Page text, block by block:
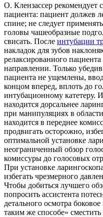
О. Клензассер рекомендует
пациента: пациент должев
спине; не следует
головы чашеобразные
свисать. После интубации
накладок для зубов
релаксированиого
направлении. Только
пациента не ущемлены,
концом вперед, вплоть до
интубационному катетеру.
находится дорсальнее
при манипуляциях в
находится в переднее
продвигать осторожно,
оптимальной установке
неограниченный обзор
комиссуры до голосовых
При установке
избегать чрезмерного
Чтобы добиться лучшего
попросить ассистента
детального осмотра
таким же способе» сместить